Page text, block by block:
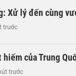
Xử lý đến cùng
trước
của Trung
trước